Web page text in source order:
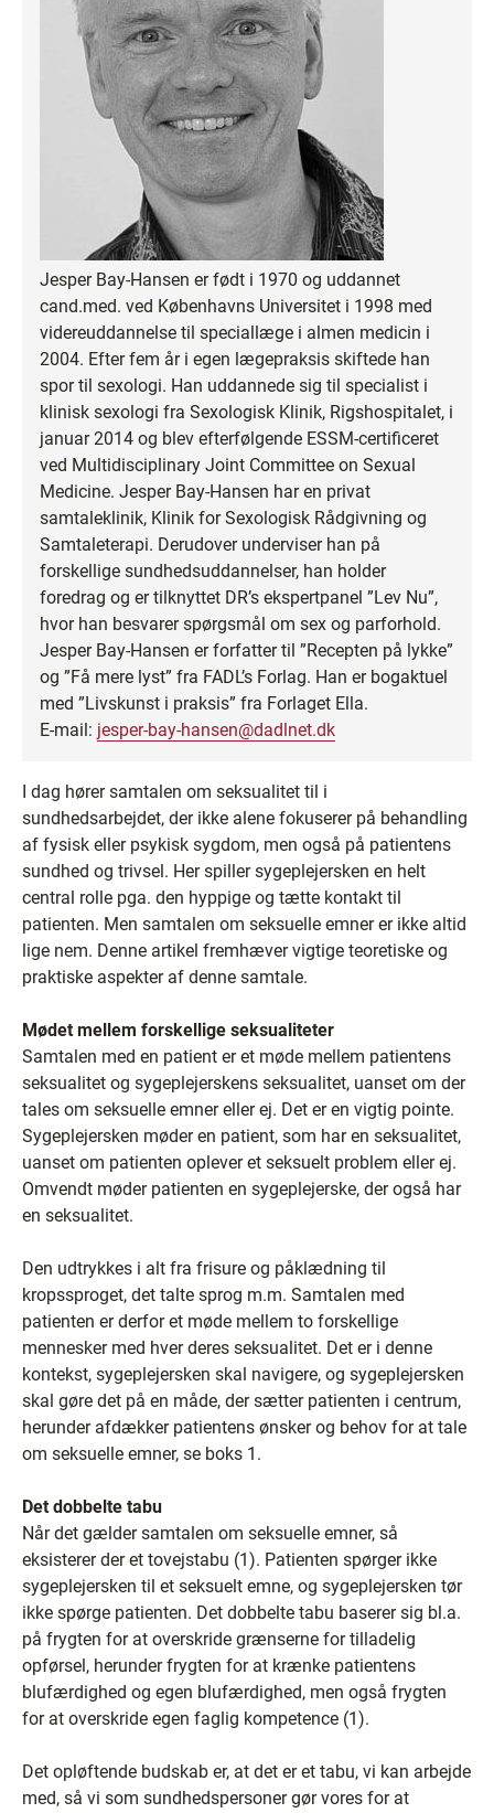
Jesper Bay-Hansen er født i 1970 og uddannet
cand.med. ved Københavns Universitet i 1998 med
videreuddannelse til speciallæge i almen medicin i
2004. Efter fem år i egen lægepraksis skiftede han
spor til sexologi. Han uddannede sig til specialist i
klinisk sexologi fra Sexologisk Klinik, Rigshospitalet, i
januar 2014 og blev efterfølgende ESSM-certificeret
ved Multidisciplinary Joint Committee on Sexual
Medicine. Jesper Bay-Hansen har en privat
samtaleklinik, Klinik for Sexologisk Rådgivning og
Samtaleterapi. Derudover underviser han på
forskellige sundhedsuddannelser, han holder
foredrag og er tilknyttet DR’s ekspertpanel ”Lev Nu”,
hvor han besvarer spørgsmål om sex og parforhold.
Jesper Bay-Hansen er forfatter til ”Recepten på lykke”
og ”Få mere lyst” fra FADL’s Forlag. Han er bogaktuel
med ”Livskunst i praksis” fra Forlaget Ella.
E-mail: jesper-bay-hansen@dadlnet.dk
I dag hører samtalen om seksualitet til i
sundhedsarbejdet, der ikke alene fokuserer på behandling
af fysisk eller psykisk sygdom, men også på patientens
sundhed og trivsel. Her spiller sygeplejersken en helt
central rolle pga. den hyppige og tætte kontakt til
patienten. Men samtalen om seksuelle emner er ikke altid
lige nem. Denne artikel fremhæver vigtige teoretiske og
praktiske aspekter af denne samtale.
Mødet mellem forskellige seksualiteter
Samtalen med en patient er et møde mellem patientens
seksualitet og sygeplejerskens seksualitet, uanset om der
tales om seksuelle emner eller ej. Det er en vigtig pointe.
Sygeplejersken møder en patient, som har en seksualitet,
uanset om patienten oplever et seksuelt problem eller ej.
Omvendt møder patienten en sygeplejerske, der også har
en seksualitet.
Den udtrykkes i alt fra frisure og påklædning til
kropssproget, det talte sprog m.m. Samtalen med
patienten er derfor et møde mellem to forskellige
mennesker med hver deres seksualitet. Det er i denne
kontekst, sygeplejersken skal navigere, og sygeplejersken
skal gøre det på en måde, der sætter patienten i centrum,
herunder afdækker patientens ønsker og behov for at tale
om seksuelle emner, se boks 1.
Det dobbelte tabu
Når det gælder samtalen om seksuelle emner, så
eksisterer der et tovejstabu (1). Patienten spørger ikke
sygeplejersken til et seksuelt emne, og sygeplejersken tør
ikke spørge patienten. Det dobbelte tabu baserer sig bl.a.
på frygten for at overskride grænserne for tilladelig
opførsel, herunder frygten for at krænke patientens
blufærdighed og egen blufærdighed, men også frygten
for at overskride egen faglig kompetence (1).
Det opløftende budskab er, at det er et tabu, vi kan arbejde
med, så vi som sundhedspersoner gør vores for at